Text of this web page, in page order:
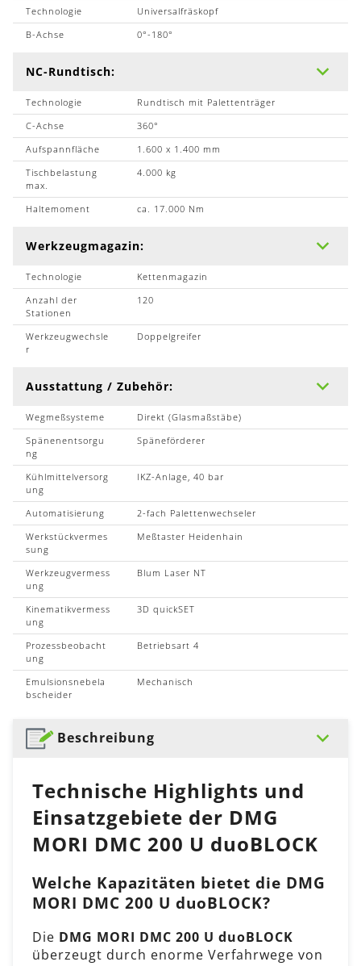
Technologie
Universalfräskopf
B-Achse
0°-180°
NC-Rundtisch:
Technologie
Rundtisch mit Palettenträger
C-Achse
360°
Aufspannfläche
1.600 x 1.400 mm
Tischbelastung
max.
4.000 kg
Haltemoment ca. 17.000 Nm
Werkzeugmagazin:
Technologie
Kettenmagazin
Anzahl der
Stationen
120
Werkzeugwechsle
r
Doppelgreifer
Ausstattung / Zubehör:
Wegmeßsysteme
Direkt (Glasmaßstäbe)
Spänenentsorgu
ng
Späneförderer
Kühlmittelversorg
ung
IKZ-Anlage, 40 bar
Automatisierung
2-fach Palettenwechseler
Werkstückvermes
sung
Meßtaster Heidenhain
Werkzeugvermess
ung
Blum Laser NT
Kinematikvermess
ung
3D quickSET
Prozessbeobacht
ung
Betriebsart 4
Emulsionsnebela
bscheider
Mechanisch
Beschreibung
Technische Highlights und
Einsatzgebiete der DMG
MORI DMC 200 U duoBLOCK
Welche Kapazitäten bietet die DMG
MORI DMC 200 U duoBLOCK?
Die DMG MORI DMC 200 U duoBLOCK
überzeugt durch enorme Verfahrwege von